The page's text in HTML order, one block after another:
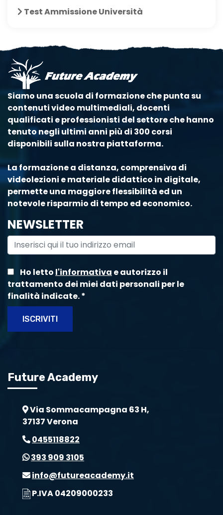
Test Ammissione Università
Siamo una scuola di formazione che punta su
contenuti video multimediali, docenti
qualificati e professionisti del settore che hanno
tenuto negli ultimi anni più di 300 corsi
disponibili sulla nostra piattaforma.
La formazione a distanza, comprensiva di
videolezioni e materiale didattico in digitale,
permette una maggiore flessibilità ed un
notevole risparmio di tempo ed economico.
NEWSLETTER
Ho letto l'informativa e autorizzo il
trattamento dei miei dati personali per le
finalità indicate.*
ISCRIVITI
Future Academy
Via Sommacampagna 63 H,
37137 Verona
0455118822
393 909 3105
info@futureacademy.it
P.IVA 04209000233